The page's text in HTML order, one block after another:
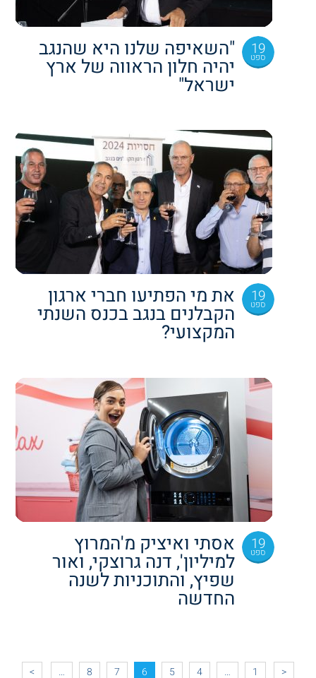
19
ספט "השאיפה שלנו היא שהנגב
יהיה חלון הראווה של ארץ
ישראל"
19
ספט את מי הפתיעו חברי ארגון
הקבלנים בנגב בכנס השנתי
המקצועי?
19
ספט אסתי ואיציק מ'המרוץ
למיליון', דנה גרוצקי, ואור
שפיץ, והתוכניות לשנה
החדשה
<
1
…
4
5
6
7
8
…
>